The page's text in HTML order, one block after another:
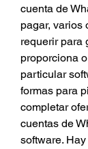
cuenta de
pagar, varios
requerir para
proporciona
particular
formas para
completar
cuentas de
software.